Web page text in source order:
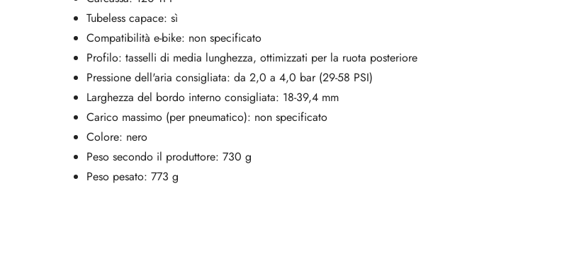
Tubeless capace: sì
Compatibilità e-bike: non specificato
Profilo: tasselli di media lunghezza, ottimizzati per la ruota posteriore
Pressione dell'aria consigliata: da 2,0 a 4,0 bar (29-58 PSI)
Larghezza del bordo interno consigliata: 18-39,4 mm
Carico massimo (per pneumatico): non specificato
Colore: nero
Peso secondo il produttore: 730 g
Peso pesato: 773 g